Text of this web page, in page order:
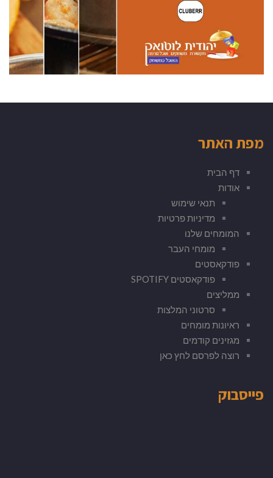
מפת האתר
דף הבית
אודות
תנאי שימוש
מדיניות פרטיות
המומחים שלנו
מומחי העבר
פודקאסטים
פודקאסטים SPOTIFY
ממליצים
סרטוני המלצות
ראיונות מומחים
מגזינים קודמים
רוצה לפרסם לחץ כאן
פייסבוק